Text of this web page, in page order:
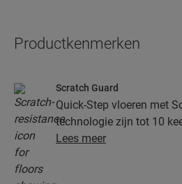
Productkenmerken
Scratch Guard
Quick-Step vloeren met
technologie zijn tot 10
krassen dan vloeren
Lees meer